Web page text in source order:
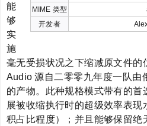
MIME 类型
开发者
能
够
实
施
毫无受损状况之下缩减原文件的
Audio 源自二零零九年度一队由
的产物。此种规格模式带有的
展被收缩执行时的超级效率表
积占比程度）；并且能够保留绝